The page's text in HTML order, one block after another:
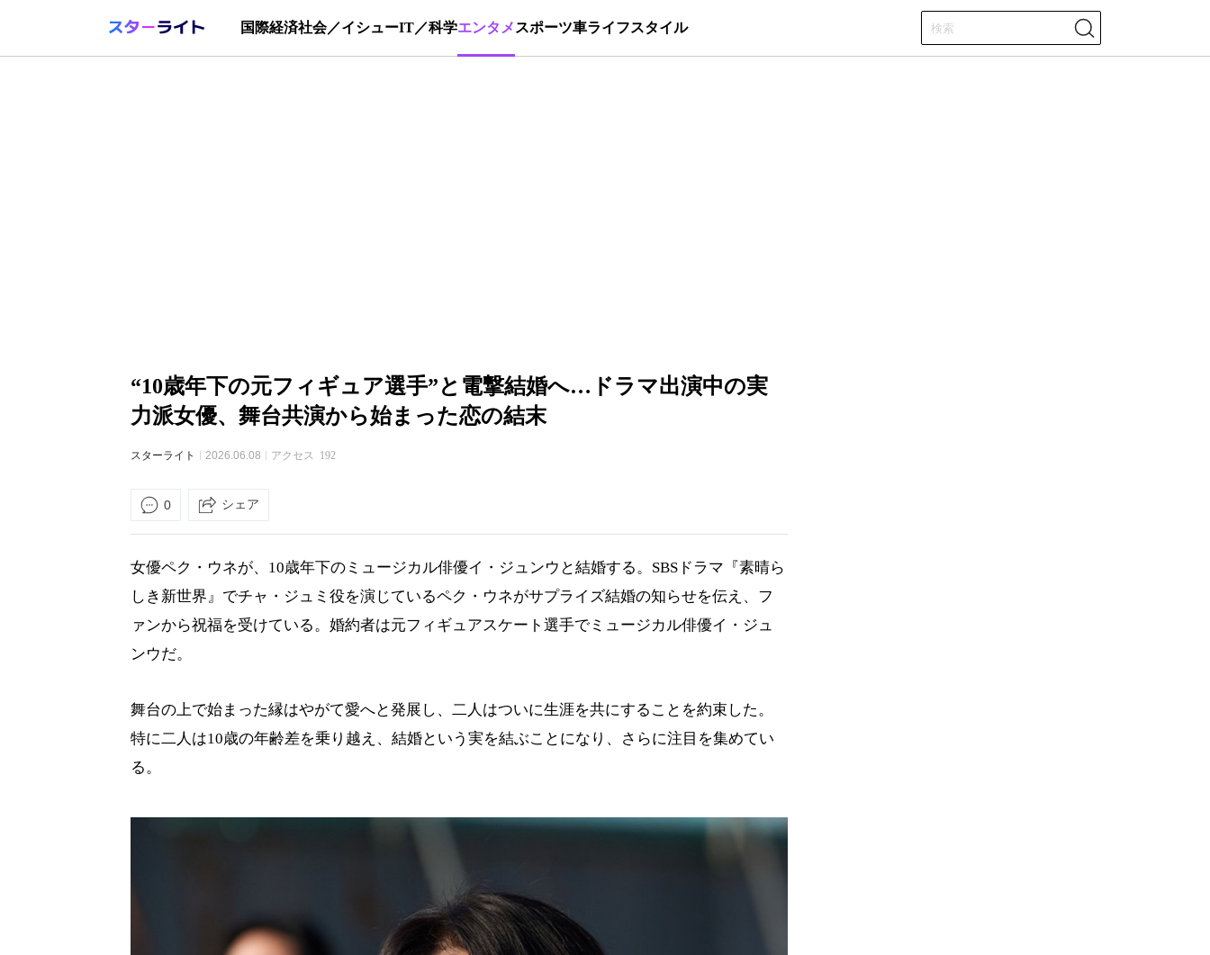
国際経済社会／イシューIT／科学エンタメ スポーツ車ライフスタイル
“10歳年下の元フィギュア選手”と電撃結婚へ…ドラマ出演中の実
力派女優、舞台共演から始まった恋の結末
スターライト 2026.06.08 アクセス 192
0 シェア
女優ペク・ウネが、10歳年下のミュージカル俳優イ・ジュンウと結婚する。SBSドラマ『素晴ら
しき新世界』でチャ・ジュミ役を演じているペク・ウネがサプライズ結婚の知らせを伝え、フ
ァンから祝福を受けている。婚約者は元フィギュアスケート選手でミュージカル俳優イ・ジュ
ンウだ。
舞台の上で始まった縁はやがて愛へと発展し、二人はついに生涯を共にすることを約束した。
特に二人は10歳の年齢差を乗り越え、結婚という実を結ぶことになり、さらに注目を集めてい
る。